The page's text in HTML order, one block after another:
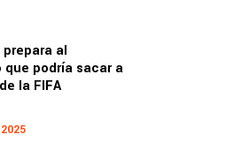
al
podría sacar a
la FIFA